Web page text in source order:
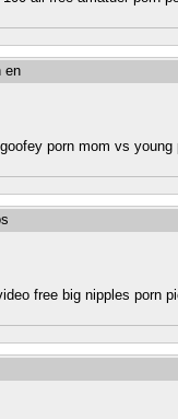
en
porn mom vs young
free big nipples porn